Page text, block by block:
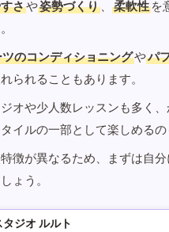
さや姿勢づくり 、 柔軟性 を
のコンディショニングやパ
られることもあります。
オや少人数レッスンも多く
イルの一部として楽しめるの
徴が異なるため、まずは自
ょう。
ジオ ルルト